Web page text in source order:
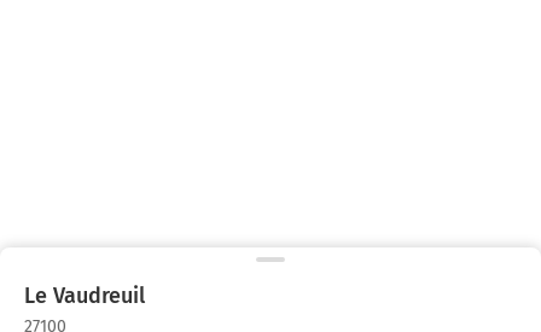
Le Vaudreuil
27100